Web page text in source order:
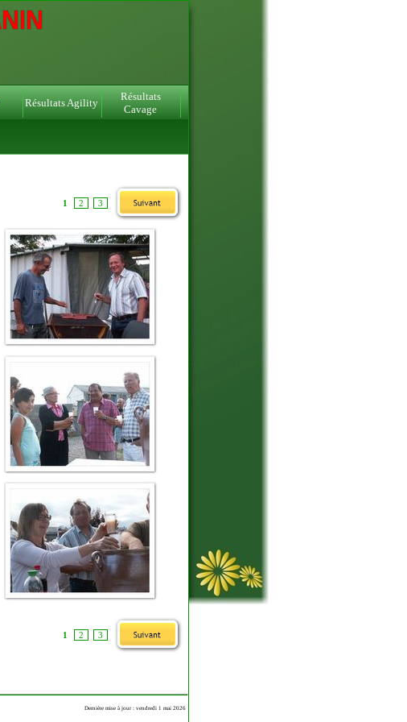
Résultats Agility
Résultats
Cavage
1 2 3
1 2 3
Dernière mise à jour : vendredi 1 mai 2026